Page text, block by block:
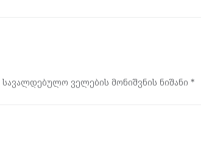
სავალდებულო ველების მონიშვნის ნიშანი *